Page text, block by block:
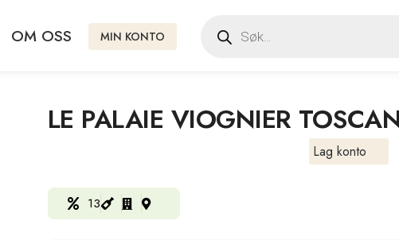
OM OSS MIN KONTO
LE PALAIE VIOGNIER
Lag konto
13